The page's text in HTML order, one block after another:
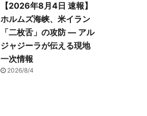
【2026年8月4日 速報】
ホルムズ海峡、米イラン
「二枚舌」の攻防 — アル
ジャジーラが伝える現地
一次情報
2026/8/4